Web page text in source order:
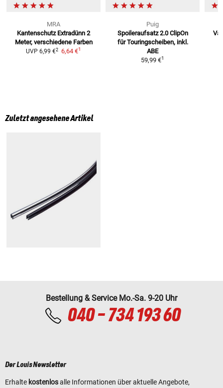
MRA
Kantenschutz Extradünn 2
Meter, verschiedene Farben
UVP 6,99 €2 6,64 €1
Puig
Spoileraufsatz 2.0 ClipOn
für Touringscheiben, inkl.
ABE
59,99 €1
Zuletzt angesehene Artikel
Bestellung & Service Mo.-Sa. 9-20 Uhr
040 - 734 193 60
Der Louis Newsletter
Erhalte kostenlosalle Informationen über aktuelle Angebote,